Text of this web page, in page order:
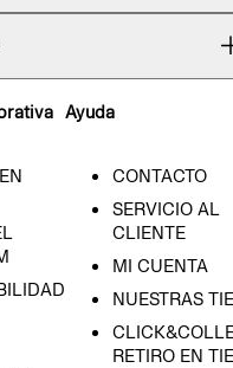
Ayuda
CONTACTO
SERVICIO AL
CLIENTE
MI CUENTA
NUESTRAS
RETIRO EN